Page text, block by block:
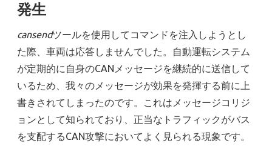
発生
cansendツールを使用してコマンドを注入しようとし
た際、車両は応答しませんでした。自動運転システム
が定期的に自身のCANメッセージを継続的に送信して
いるため、我々のメッセージが効果を発揮する前に上
書きされてしまったのです。これはメッセージコリジ
ョンとして知られており、正当なトラフィックがバス
を支配するCAN攻撃においてよく見られる現象です。